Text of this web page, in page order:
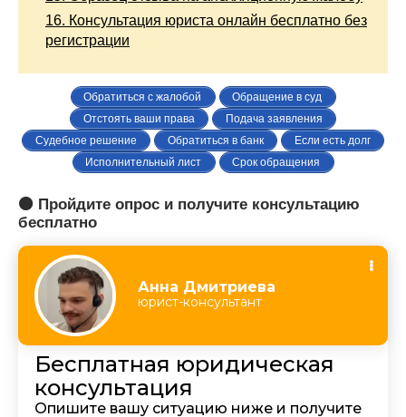
16. Консультация юриста онлайн бесплатно без
регистрации
Обратиться с жалобой
Обращение в суд
Отстоять ваши права
Подача заявления
Судебное решение
Обратиться в банк
Если есть долг
Исполнительный лист
Срок обращения
🟠 Пройдите опрос и получите консультацию
бесплатно